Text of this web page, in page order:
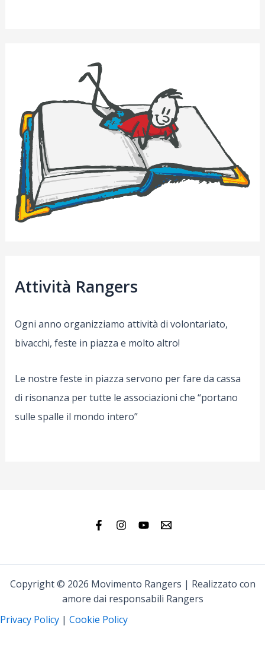
Attività Rangers
Ogni anno organizziamo attività di volontariato,
bivacchi, feste in piazza e molto altro!
Le nostre feste in piazza servono per fare da cassa
di risonanza per tutte le associazioni che “portano
sulle spalle il mondo intero”
Copyright © 2026 Movimento Rangers | Realizzato con
amore dai responsabili Rangers
Privacy Policy | Cookie Policy